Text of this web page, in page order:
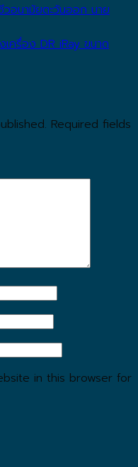
อนามัยตะวันออก นาย
ครื่อง DR iRay ขนาด
Required fields
in this browser for